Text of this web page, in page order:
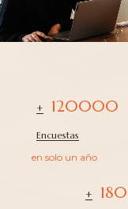
+ 120000
Encuestas
en solo un año
+ 180